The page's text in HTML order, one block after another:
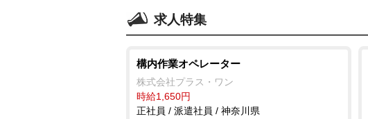
求人特集
構内作業オペレーター
株式会社プラス・ワン
時給1,650円
正社員 / 派遣社員 / 神奈川県